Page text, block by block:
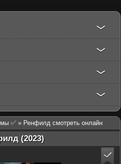
✅ » Ренфилд смотреть онлайн
(2023)